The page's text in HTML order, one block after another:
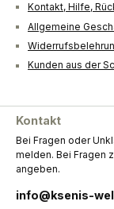
Kontakt, Hilfe,
Allgemeine
Kunden aus der
Kontakt
Bei Fragen oder
melden. Bei Fragen
angeben.
info@ksenis-